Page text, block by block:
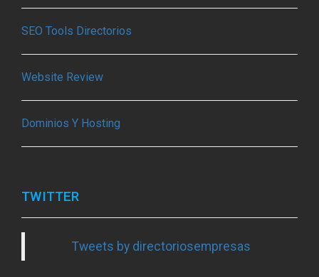
SEO Tools Directorios
Website Review
Dominios Y Hosting
TWITTER
Tweets by directoriosempresas